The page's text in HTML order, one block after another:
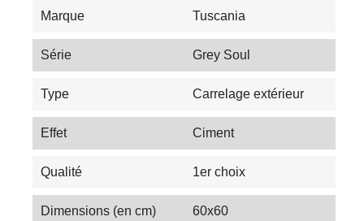
Marque Tuscania
Série Grey Soul
Type Carrelage extérieur
Effet Ciment
Qualité 1er choix
Dimensions (en cm) 60x60